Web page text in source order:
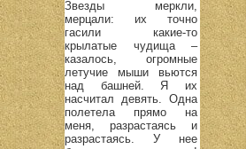
Звезды меркли,
мерцали: их точно
гасили какие-то
крылатые чудища –
казалось, огромные
летучие мыши вьются
над башней. Я их
насчитал девять. Одна
полетела прямо на
меня, разрастаясь и
разрастаясь. У нее